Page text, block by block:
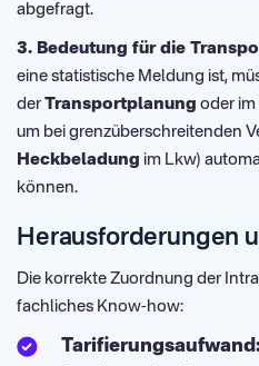
abgefragt.
3. Bedeutung für die
eine statistische Meldung ist,
der Transportplanung oder im
um bei grenzüberschreitenden
Heckbeladung im Lkw)
können.
Herausforderungen
Die korrekte Zuordnung der
fachliches Know-how: